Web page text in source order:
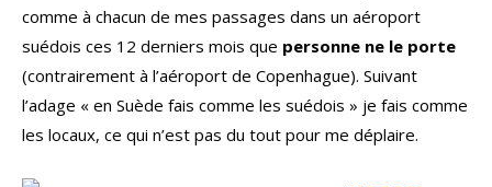
comme à chacun de mes passages dans un aéroport
suédois ces 12 derniers mois que personne ne le porte
(contrairement à l’aéroport de Copenhague). Suivant
l’adage « en Suède fais comme les suédois » je fais comme
les locaux, ce qui n’est pas du tout pour me déplaire.